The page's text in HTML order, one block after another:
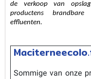
de verkoop van
productens brandbare
effluenten.
Sommige van onze